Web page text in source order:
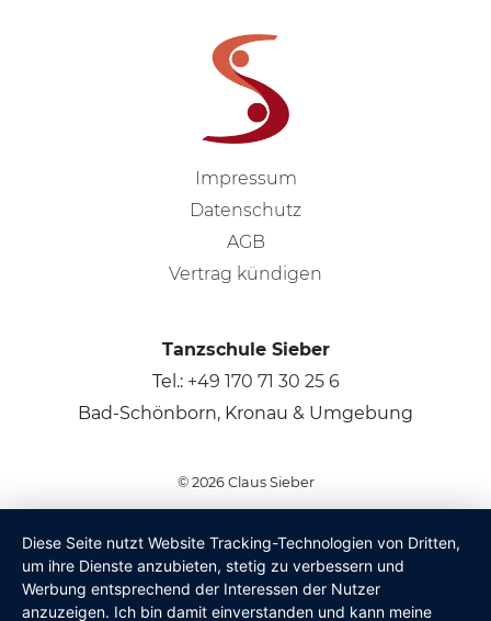
Impressum
Datenschutz
AGB
Vertrag kündigen
Tanzschule Sieber
Tel.: +49 170 71 30 25 6
Bad-Schönborn, Kronau & Umgebung
© 2026 Claus Sieber
Diese Seite nutzt Website Tracking-Technologien von Dritten,
um ihre Dienste anzubieten, stetig zu verbessern und
Werbung entsprechend der Interessen der Nutzer
anzuzeigen. Ich bin damit einverstanden und kann meine